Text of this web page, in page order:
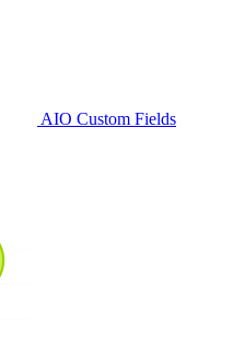
AIO Custom Fields